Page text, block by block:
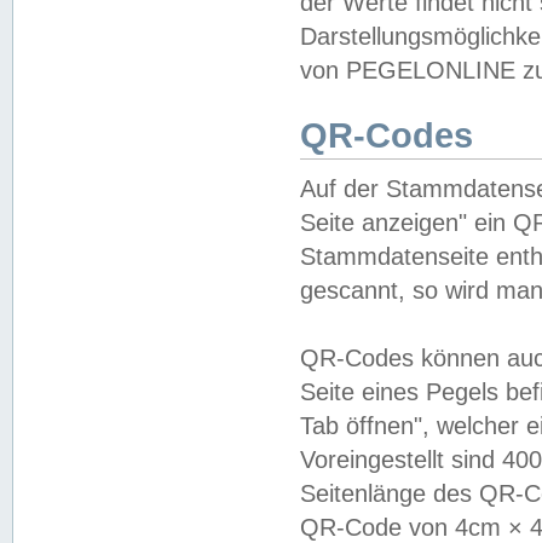
von PEGELONLINE
QR-Codes
Auf der
Seite anzeigen" ein
Stammdatenseite
gescannt, so wird
QR-Codes können
Seite eines Pegels
Tab öffnen", welcher
Voreingestellt sind
Seitenlänge des QR-
QR-Code von 4cm ×